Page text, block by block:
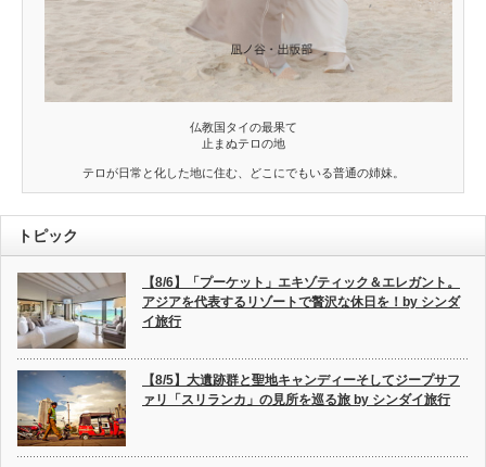
仏教国タイの最果て
止まぬテロの地
テロが日常と化した地に住む、どこにでもいる普通の姉妹。
トピック
【8/6】「プーケット」エキゾティック＆エレガント。
アジアを代表するリゾートで贅沢な休日を！by シンダ
イ旅行
【8/5】大遺跡群と聖地キャンディーそしてジープサフ
ァリ「スリランカ」の見所を巡る旅 by シンダイ旅行